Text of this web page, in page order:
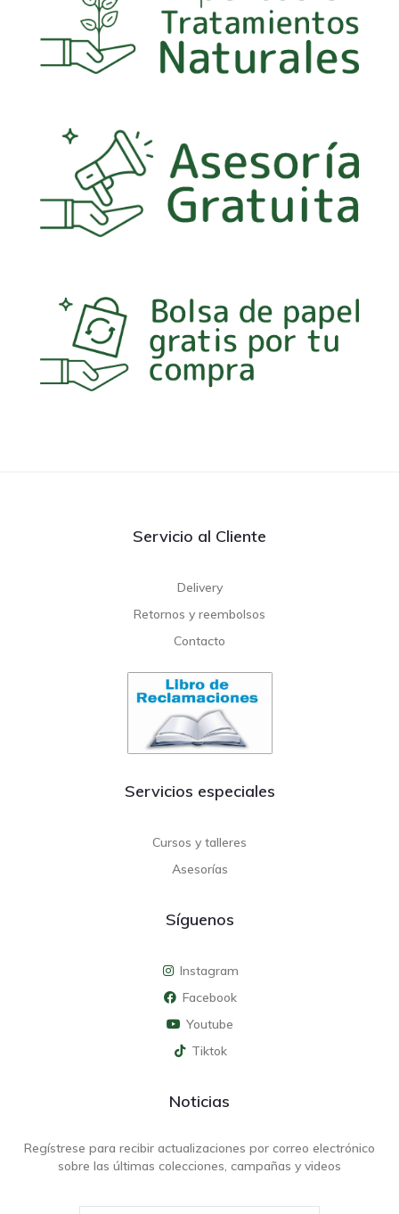
Servicio al Cliente
Delivery
Retornos y reembolsos
Contacto
Servicios especiales
Cursos y talleres
Asesorías
Síguenos
Instagram
Facebook
Youtube
Tiktok
Noticias
Regístrese para recibir actualizaciones por correo electrónico
sobre las últimas colecciones, campañas y videos